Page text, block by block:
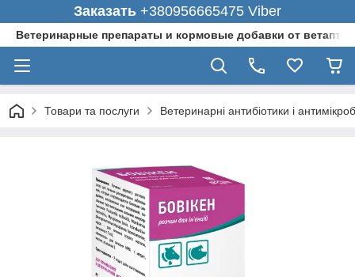
Заказать +380956665475 Viber
Ветеринарные препараты и кормовые добавки от
Товари та послуги Ветеринарні антибіотики і